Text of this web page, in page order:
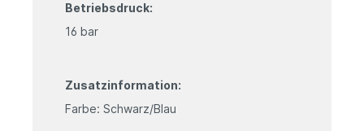
Betriebsdruck:
16 bar
Zusatzinformation:
Farbe: Schwarz/Blau